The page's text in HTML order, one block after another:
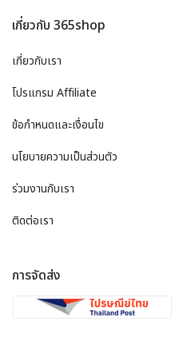
เกี่ยวกับ 365shop
เกี่ยวกับเรา
โปรแกรม Affiliate
ข้อกำหนดและเงื่อนไข
นโยบายความเป็นส่วนตัว
ร่วมงานกับเรา
ติดต่อเรา
การจัดส่ง